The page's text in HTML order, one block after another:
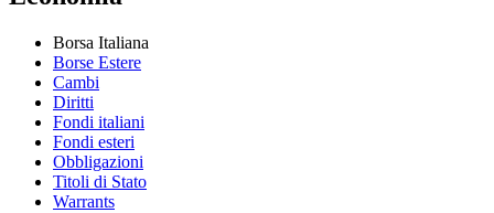
Borsa Italiana
Borse Estere
Cambi
Diritti
Fondi italiani
Fondi esteri
Obbligazioni
Titoli di Stato
Warrants